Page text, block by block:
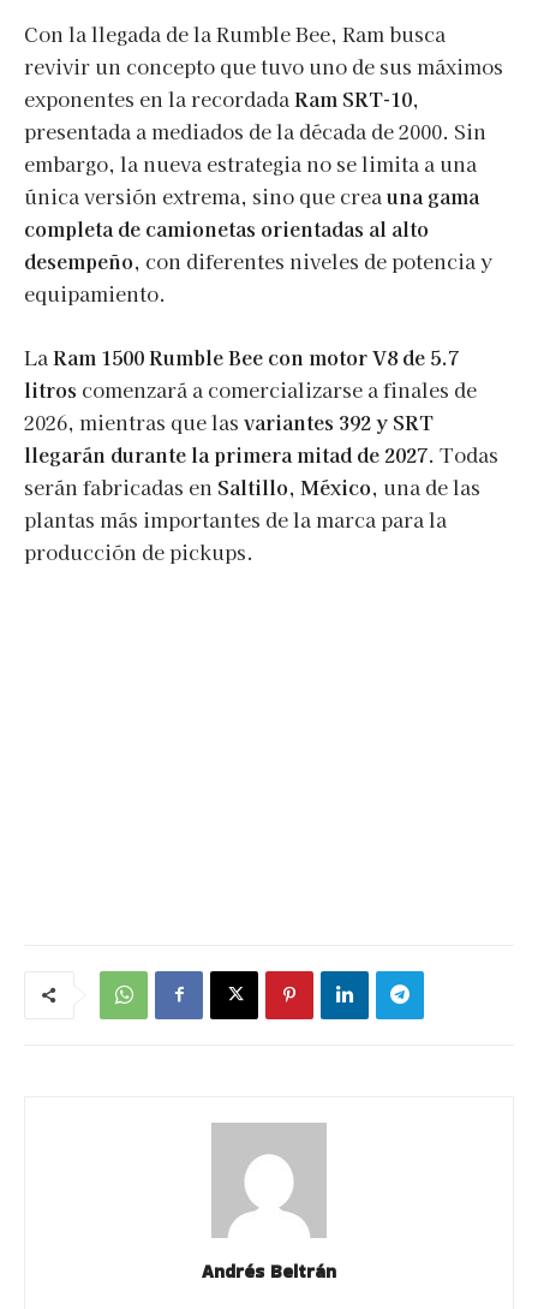
Con la llegada de la Rumble Bee, Ram busca
revivir un concepto que tuvo uno de sus máximos
exponentes en la recordadaRam SRT-10,
presentada a mediados de la década de 2000. Sin
embargo, la nueva estrategia no se limita a una
única versión extrema, sino que creauna gama
completa de camionetas orientadas al alto
desempeño, con diferentes niveles de potencia y
equipamiento.
LaRam 1500 Rumble Bee con motor V8 de 5.7
litros comenzará a comercializarse a finales de
2026, mientras que las variantes 392 y SRT
llegarán durante la primera mitad de 2027. Todas
serán fabricadas en Saltillo, México, una de las
plantas más importantes de la marca para la
producción de pickups.
Andrés Beltrán